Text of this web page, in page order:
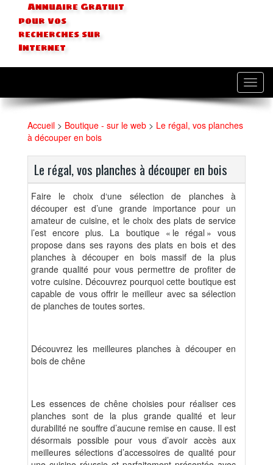
Annuaire Gratuit
pour vos
recherches sur
Internet
Accueil > Boutique - sur le web > Le régal, vos planches
à découper en bois
Le régal, vos planches à découper en bois
Faire le choix d‘une sélection de planches à
découper est d’une grande importance pour un
amateur de cuisine, et le choix des plats de service
l’est encore plus. La boutique « le régal » vous
propose dans ses rayons des plats en bois et des
planches à découper en bois massif de la plus
grande qualité pour vous permettre de profiter de
votre cuisine. Découvrez pourquoi cette boutique est
capable de vous offrir le meilleur avec sa sélection
de planches de toutes sortes.
Découvrez les meilleures planches à découper en
bois de chêne
Les essences de chêne choisies pour réaliser ces
planches sont de la plus grande qualité et leur
durabilité ne souffre d’aucune remise en cause. Il est
désormais possible pour vous d’avoir accès aux
meilleures sélections d’accessoires de qualité pour